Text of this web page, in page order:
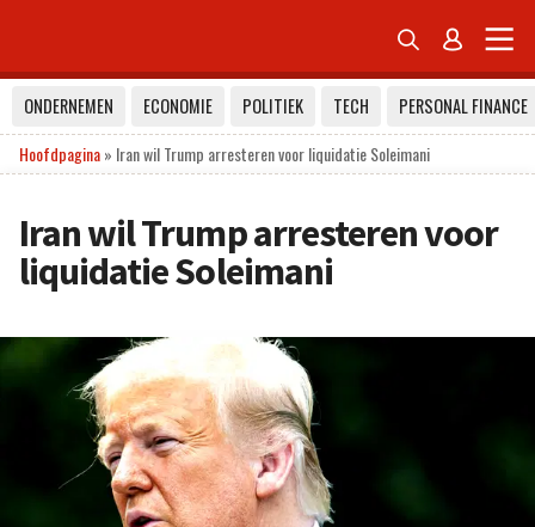
 
ONDERNEMEN ECONOMIE POLITIEK TECH
PERSONAL FINANCE
Hoofdpagina» Iran wil Trump arresteren voor liquidatie Soleimani
Iran wil Trump arresteren voor
liquidatie Soleimani